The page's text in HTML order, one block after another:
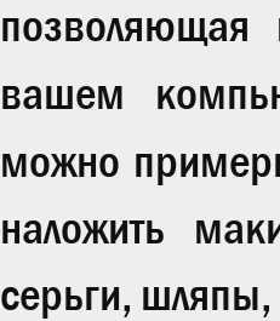
вашем
можно
наложить
серьги,